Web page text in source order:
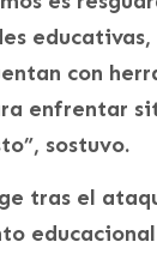
con
enfrentar
sostuvo.
tras el